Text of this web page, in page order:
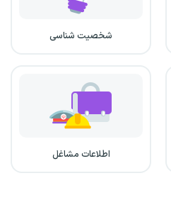
شخصیت شناسی
اطلاعات مشاغل